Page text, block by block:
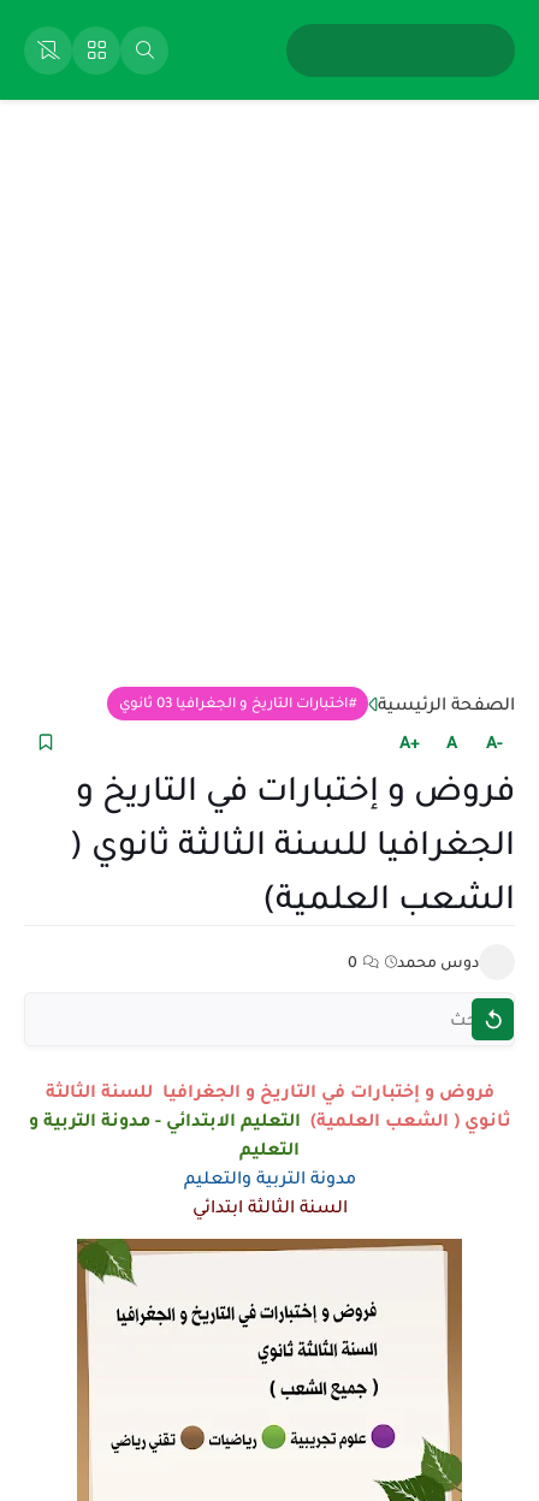
الصفحة الرئيسية اختبارات التاريخ و الجغرافيا 03 ثانوي
+A A -A
فروض و إختبارات في التاريخ و
الجغرافيا للسنة الثالثة ثانوي (
الشعب العلمية)
دوس محمد 0
فروض و إختبارات في التاريخ و الجغرافيا للسنة الثالثة
ثانوي ( الشعب العلمية) التعليم الابتدائي - مدونة التربية و
التعليم
مدونة التربية والتعليم
السنة الثالثة ابتدائي